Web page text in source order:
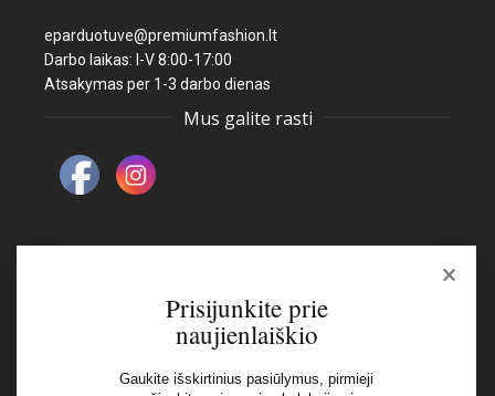
eparduotuve@premiumfashion.lt
Darbo laikas: I-V 8:00-17:00
Atsakymas per 1-3 darbo dienas
Mus galite rasti
Naujienlaiškis
×
Prisijunkite prie
naujienlaiškio
Gaukite išskirtinius pasiūlymus, pirmieji